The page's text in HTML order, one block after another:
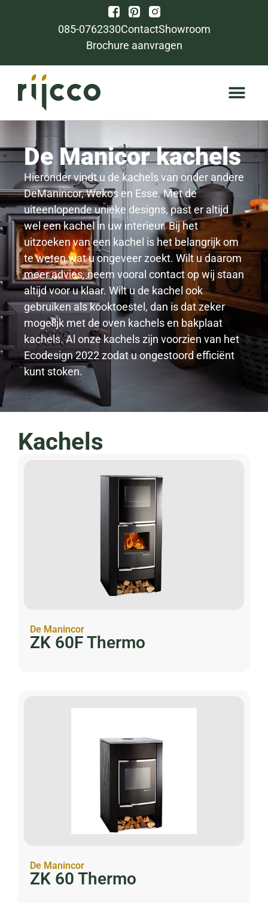
085-0762330ContactShowroom
Brochure aanvragen
De Manicor kachels
Hieronder vindt u de kachels van onder andere
DeManincor, Wekos en Esse. Met de
uiteenlopende unieke designs, past er altijd
wel een kachel in uw interieur. Bij het
uitzoeken van een kachel is het belangrijk om
te weten wat u ongeveer zoekt. Wilt u daarom
meer advies, neem vooral contact op wij staan
altijd voor u klaar. Wilt u de kachel ook
gebruiken als kooktoestel, dan is dat zeker
mogelijk met de oven kachels en bakplaat
kachels. Al onze kachels zijn voorzien van het
Ecodesign 2022 zodat u ongestoord efficiënt
kunt stoken.
Kachels
De Manincor
ZK 60F Thermo
De Manincor
ZK 60 Thermo